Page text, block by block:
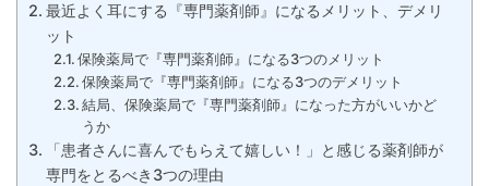
最近よく耳にする『専門薬剤師』になるメリット、デメリ
ット
保険薬局で『専門薬剤師』になる3つのメリット
保険薬局で『専門薬剤師』になる3つのデメリット
結局、保険薬局で『専門薬剤師』になった方がいいかど
うか
「患者さんに喜んでもらえて嬉しい！」と感じる薬剤師が
専門をとるべき3つの理由